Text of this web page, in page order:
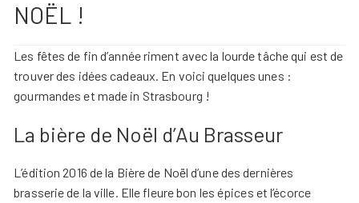
NOËL !
Les fêtes de fin d’année riment avec la lourde tâche qui est de
trouver des idées cadeaux. En voici quelques unes :
gourmandes et made in Strasbourg !
La bière de Noël d’Au Brasseur
L’édition 2016 de la Bière de Noël d’une des dernières
brasserie de la ville. Elle fleure bon les épices et l’écorce